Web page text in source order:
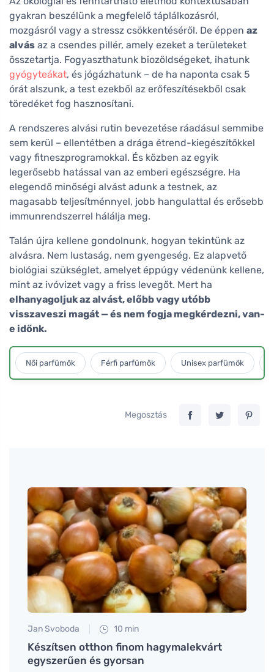
gyakran beszélünk a megfelelő táplálkozásról,
mozgásról vagy a stressz csökkentéséről. De éppen az
alvás az a csendes pillér, amely ezeket a területeket
összetartja. Fogyaszthatunk biozöldségeket, ihatunk
gyógyteákat, és jógázhatunk – de ha naponta csak 5
órát alszunk, a test ezekből az erőfeszítésekből csak
töredéket fog hasznosítani.
A rendszeres alvási rutin bevezetése ráadásul semmibe
sem kerül – ellentétben a drága étrend-kiegészítőkkel
vagy fitneszprogramokkal. És közben az egyik
legerősebb hatással van az emberi egészségre. Ha
elegendő minőségi alvást adunk a testnek, az
magasabb teljesítménnyel, jobb hangulattal és erősebb
immunrendszerrel hálálja meg.
Talán újra kellene gondolnunk, hogyan tekintünk az
alvásra. Nem lustaság, nem gyengeség. Ez alapvető
biológiai szükséglet, amelyet éppúgy védenünk kellene,
mint az ivóvizet vagy a friss levegőt. Mert ha
elhanyagoljuk az alvást, előbb vagy utóbb
visszaveszi magát — és nem fogja megkérdezni, van-
e időnk.
Női parfümök Férfi parfümök Unisex parfümök
Megosztás
Jan Svoboda 10 min
Készítsen otthon finom hagymalekvárt
egyszerűen és gyorsan